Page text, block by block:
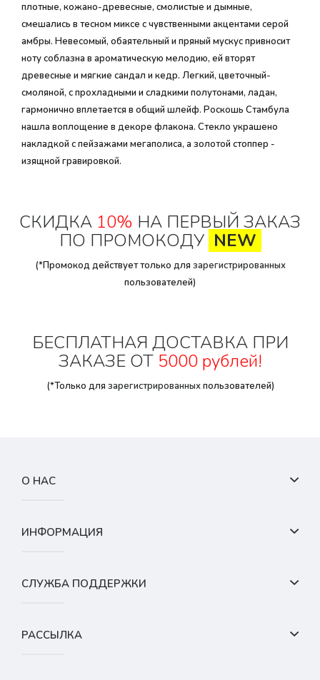
плотные, кожано-древесные, смолистые и дымные,
смешались в тесном миксе с чувственными акцентами серой
амбры. Невесомый, обаятельный и пряный мускус привносит
ноту соблазна в ароматическую мелодию, ей вторят
древесные и мягкие сандал и кедр. Легкий, цветочный-
смоляной, с прохладными и сладкими полутонами, ладан,
гармонично вплетается в общий шлейф. Роскошь Стамбула
нашла воплощение в декоре флакона. Стекло украшено
накладкой с пейзажами мегаполиса, а золотой стоппер -
изящной гравировкой.
СКИДКА 10% НА ПЕРВЫЙ ЗАКАЗ
ПО ПРОМОКОДУ NEW
(*Промокод действует только для зарегистрированных
пользователей)
БЕСПЛАТНАЯ ДОСТАВКА ПРИ
ЗАКАЗЕ ОТ 5000 рублей!
(*Только для зарегистрированныхпользователей)
О НАС
ИНФОРМАЦИЯ
СЛУЖБА ПОДДЕРЖКИ
РАССЫЛКА